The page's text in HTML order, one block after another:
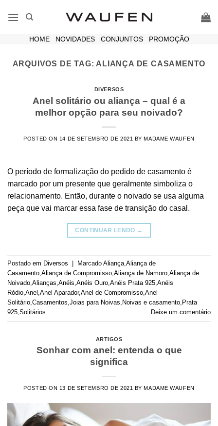
HOME| NOVIDADES| CONJUNTOS| PROMOÇÃO
ARQUIVOS DE TAG: ALIANÇA DE CASAMENTO
DIVERSOS
Anel solitário ou aliança – qual é a
melhor opção para seu noivado?
POSTED ON 14 DE SETEMBRO DE 2021 BYMADAME WAUFEN
O período de formalização do pedido de casamento é
marcado por um presente que geralmente simboliza o
relacionamento. Então, durante o noivado se usa alguma
peça que vai marcar essa fase de transição do casal.
CONTINUAR LENDO →
Postado em Diversos Marcado Aliança Aliança de
Casamento Aliança de Compromisso Aliança de Namoro Aliança de
Noivado Alianças Anéis Anéis Ouro Anéis Prata 925 Anéis
Ródio Anel Anel Aparador,Anel de Compromisso Anel
Solitário Casamentos Joias para Noivas Noivas e casamento Prata
925 Solitários Deixe um comentário
ARTIGOS
Sonhar com anel: entenda o que
significa
POSTED ON 13 DE SETEMBRO DE 2021 BY MADAME WAUFEN